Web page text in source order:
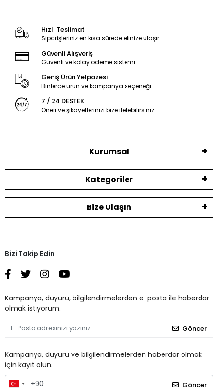
Hızlı Teslimat
Siparişleriniz en kısa sürede elinize ulaşır.
Güvenli Alışveriş
Güvenli ve kolay ödeme sistemi
Geniş Ürün Yelpazesi
Binlerce ürün ve kampanya seçeneği
7 / 24 DESTEK
Öneri ve şikayetlerinizi bize iletebilirsiniz.
Kurumsal
Kategoriler
Bize Ulaşın
Bizi Takip Edin
Kampanya, duyuru, bilgilendirmelerden e-posta ile haberdar
olmak istiyorum.
Gönder
Kampanya, duyuru ve bilgilendirmelerden haberdar olmak
için kayıt olun.
Gönder